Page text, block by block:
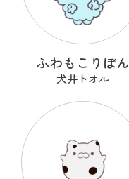
ふわもこりぼん
犬井トオル